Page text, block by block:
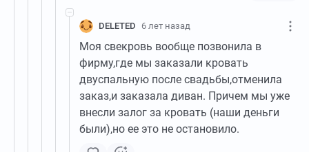
DELETED 6 лет назад
Моя свекровь вообще позвонила в
фирму,где мы заказали кровать
двуспальную после свадьбы,отменила
заказ,и заказала диван. Причем мы уже
внесли залог за кровать (наши деньги
были),но ее это не остановило.